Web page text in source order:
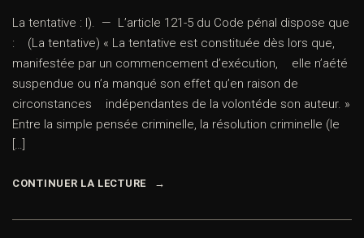
La tentative : I). — L’article 121-5 du Code pénal dispose que
: (La tentative) « La tentative est constituée dès lors que,
manifestée par un commencement d’exécution, elle n’aété
suspendue ou n’a manqué son effet qu’en raison de
circonstances indépendantes de la volontéde son auteur. »
Entre la simple pensée criminelle, la résolution criminelle (le
[…]
CONTINUER LA LECTURE